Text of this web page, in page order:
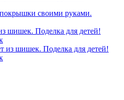
шишек. Поделка для детей!